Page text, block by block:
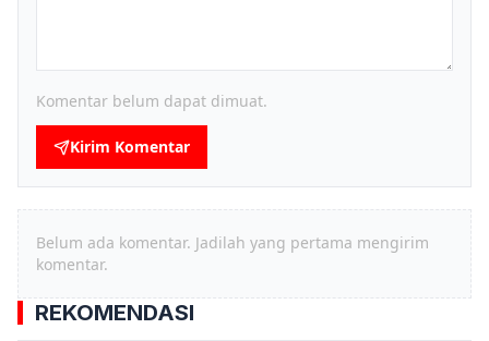
Komentar belum dapat dimuat.
Kirim Komentar
Belum ada komentar. Jadilah yang pertama mengirim
komentar.
REKOMENDASI